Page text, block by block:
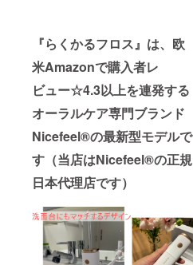
『らくかるフロス』は、欧
米Amazonで購入者レ
ビュー☆4.3以上を連発する
オーラルケア専門ブランド
Nicefeel®の最新型モデルで
す（当店はNicefeel®の正規
日本代理店です）